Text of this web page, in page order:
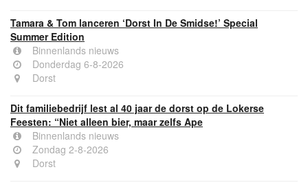
Tamara & Tom lanceren ‘Dorst In De Smidse!’ Special
Summer Edition
Binnenlands nieuws
Donderdag 6-8-2026
Dorst
Dit familiebedrijf lest al 40 jaar de dorst op de Lokerse
Feesten: “Niet alleen bier, maar zelfs Ape
Binnenlands nieuws
Zondag 2-8-2026
Dorst